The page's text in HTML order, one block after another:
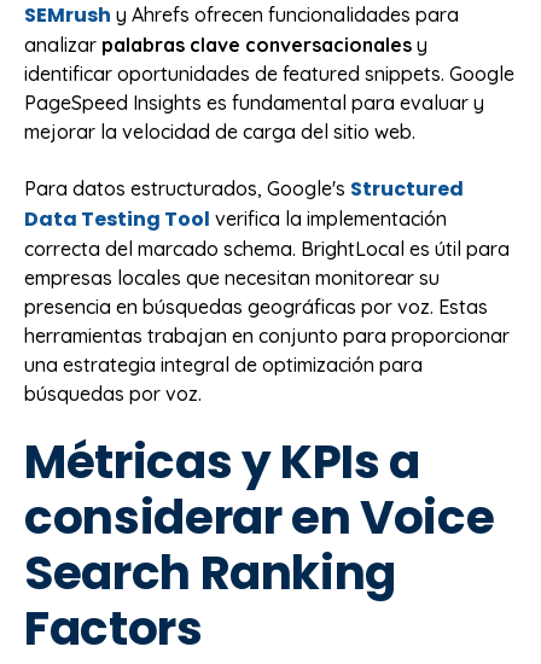
SEMrush y Ahrefs ofrecen funcionalidades para
analizar palabras clave conversacionales y
identificar oportunidades de featured snippets. Google
PageSpeed Insights es fundamental para evaluar y
mejorar la velocidad de carga del sitio web.
Para datos estructurados, Google's Structured
Data Testing Tool verifica la implementación
correcta del marcado schema. BrightLocal es útil para
empresas locales que necesitan monitorear su
presencia en búsquedas geográficas por voz. Estas
herramientas trabajan en conjunto para proporcionar
una estrategia integral de optimización para
búsquedas por voz.
Métricas y KPIs a
considerar en Voice
Search Ranking
Factors